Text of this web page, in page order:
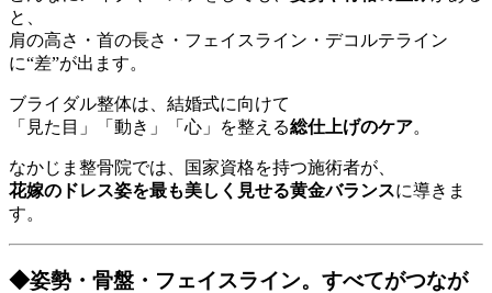
と、
肩の高さ・首の長さ・フェイスライン・デコルテライン
に“差”が出ます。
ブライダル整体は、結婚式に向けて
「見た目」「動き」「心」を整える総仕上げのケア。
なかじま整骨院では、国家資格を持つ施術者が、
花嫁のドレス姿を最も美しく見せる黄金バランスに導きま
す。
◆姿勢・骨盤・フェイスライン。すべてがつなが